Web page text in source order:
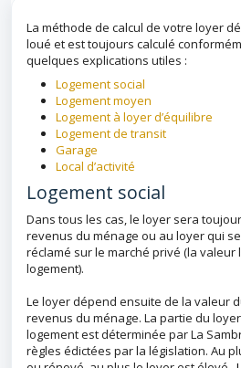
La méthode de calcul de votre loyer
loué et est toujours calculé
quelques explications utiles :
Logement social
Logement moyen
Logement à loyer d’équilibre
Logement de transit
Garage
Local d’activité
Logement social
Dans tous les cas, le loyer sera
revenus du ménage ou au loyer qui
réclamé sur le marché privé (la valeur
logement).
Le loyer dépend ensuite de la valeur
revenus du ménage. La partie du
logement est déterminée par La
règles édictées par la législation. Au